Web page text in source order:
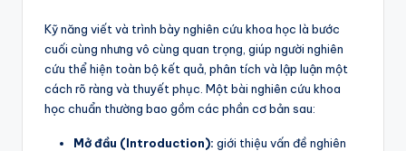
Kỹ năng viết và trình bày nghiên cứu khoa học là bước
cuối cùng nhưng vô cùng quan trọng, giúp người nghiên
cứu thể hiện toàn bộ kết quả, phân tích và lập luận một
cách rõ ràng và thuyết phục. Một bài nghiên cứu khoa
học chuẩn thường bao gồm các phần cơ bản sau:
Mở đầu (Introduction): giới thiệu vấn đề nghiên